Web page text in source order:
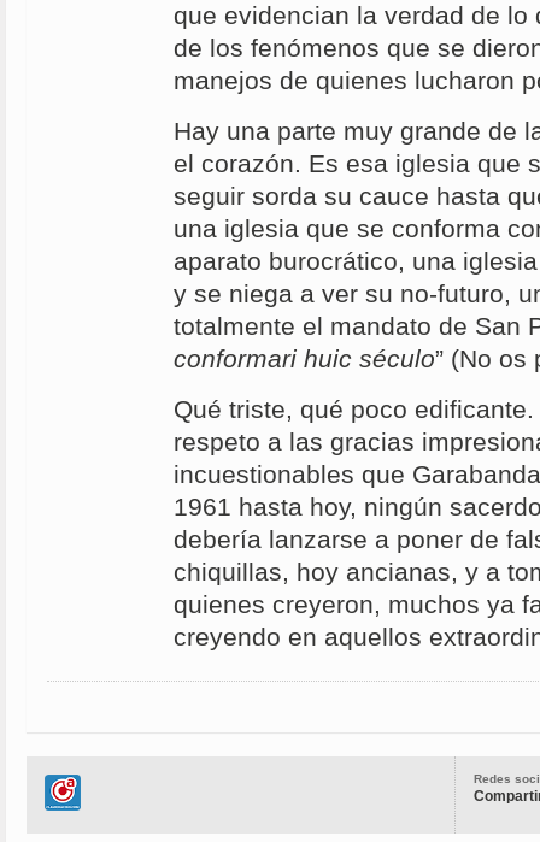
que evidencian la verdad de lo
de los fenómenos que se
manejos de quienes lucharon
Hay una parte muy grande de
el corazón. Es esa iglesia que
seguir sorda su cauce hasta
una iglesia que se conforma
aparato burocrático, una
y se niega a ver su no-futuro,
totalmente el mandato de San
conformari huic século” (No
Qué triste, qué poco
respeto a las gracias
incuestionables que
1961 hasta hoy, ningún
debería lanzarse a poner de
chiquillas, hoy ancianas, y a
quienes creyeron, muchos ya
creyendo en aquellos
Redes